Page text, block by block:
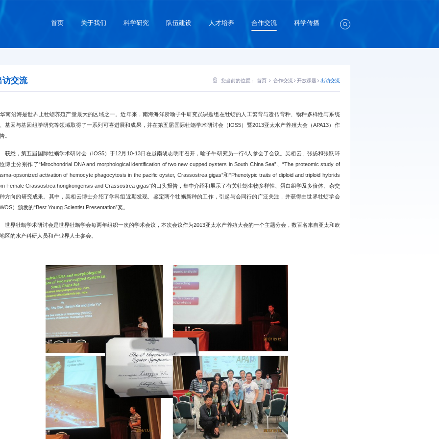
首页 关于我们 科学研究 队伍建设 人才培养 合作交流 科学传播
访交流 您当前的位置： 首页 合作交流 开放课题 出访交流
沿海是世界上牡蛎养殖产量最大的区域之一。近年来，南海海洋所喻子牛研究员课题组在牡蛎的人工繁育与遗传育种、物种多样性与系统
基因与基因组学研究等领域取得了一系列可喜进展和成果，并在第五届国际牡蛎学术研讨会（IOS5）暨2013亚太水产养殖大会（APA13）作
。
，第五届国际牡蛎学术研讨会（IOS5）于12月10-13日在越南胡志明市召开，喻子牛研究员一行4人参会了会议。吴相云、张扬和张跃环
博士分别作了“Mitochondrial DNA and morphological identification of two new cupped oysters in South China Sea”、“The proteomic study of
opsonized activation of hemocyte phagocytosis in the pacific oyster, Crassostrea gigas”和“Phenotypic traits of diploid and triploid hybrids
Female Crassostrea hongkongensis and Crassostrea gigas”的口头报告，集中介绍和展示了有关牡蛎生物多样性、蛋白组学及多倍体、杂交
方向的研究成果。其中，吴相云博士介绍了学科组近期发现、鉴定两个牡蛎新种的工作，引起与会同行的广泛关注，并获得由世界牡蛎学会
）颁发的“Best Young Scientist Presentation”奖。
牡蛎学术研讨会是世界牡蛎学会每两年组织一次的学术会议，本次会议作为2013亚太水产养殖大会的一个主题分会，数百名来自亚太和欧
区的水产科研人员和产业界人士参会。